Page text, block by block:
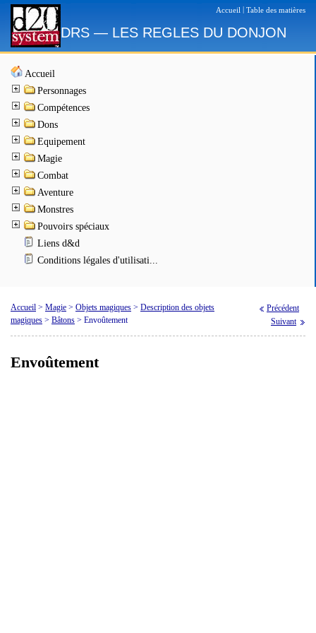
Accueil Table des matières
DRS — LES REGLES DU DONJON
Accueil
Personnages
Compétences
Dons
Equipement
Magie
Combat
Aventure
Monstres
Pouvoirs spéciaux
Liens d&d
Conditions légales d'utilisati...
Accueil > Magie > Objets magiques > Description des objets
magiques > Bâtons > Envoûtement
Précédent
Suivant
Envoûtement